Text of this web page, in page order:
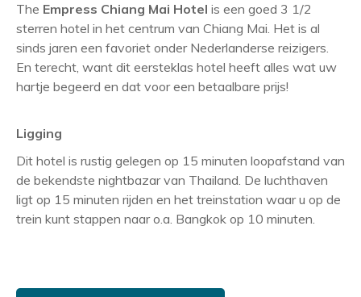
The Empress Chiang Mai Hotel is een goed 3 1/2
sterren hotel in het centrum van Chiang Mai. Het is al
sinds jaren een favoriet onder Nederlanderse reizigers.
En terecht, want dit eersteklas hotel heeft alles wat uw
hartje begeerd en dat voor een betaalbare prijs!
Ligging
Dit hotel is rustig gelegen op 15 minuten loopafstand van
de bekendste nightbazar van Thailand. De luchthaven
ligt op 15 minuten rijden en het treinstation waar u op de
trein kunt stappen naar o.a. Bangkok op 10 minuten.